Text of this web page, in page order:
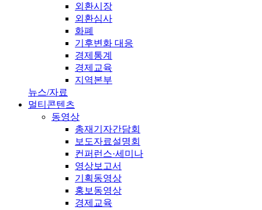
외환시장
외환심사
화폐
기후변화 대응
경제통계
경제교육
지역본부
뉴스/자료
멀티콘텐츠
동영상
총재기자간담회
보도자료설명회
컨퍼런스·세미나
영상보고서
기획동영상
홍보동영상
경제교육